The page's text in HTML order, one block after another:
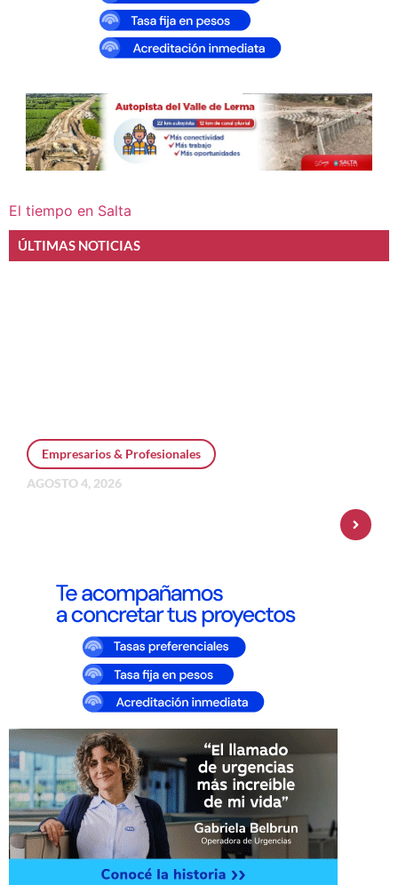
El tiempo en Salta
ÚLTIMAS NOTICIAS
Empresarios & Profesionales
AGOSTO 4, 2026